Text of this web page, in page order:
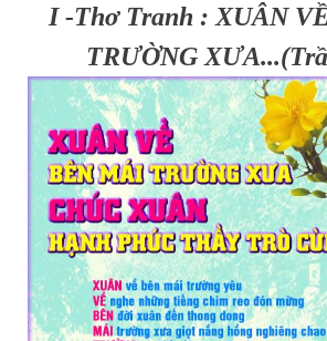
I -Thơ Tranh : XUÂN
TRƯỜNG